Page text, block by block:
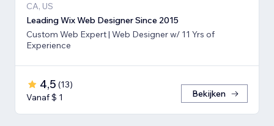
CA, US
Leading Wix Web Designer Since 2015
Custom Web Expert | Web Designer w/ 11 Yrs of
Experience
4,5 (13)
Vanaf $ 1
Bekijken